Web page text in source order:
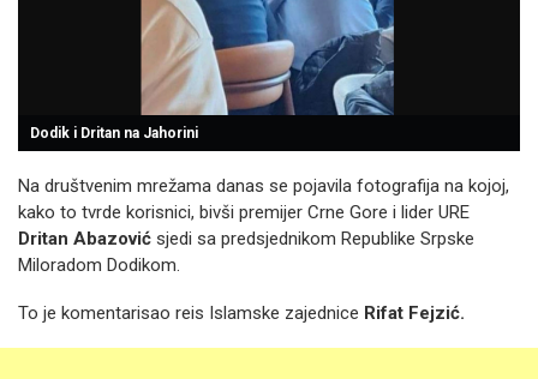
Dodik i Dritan na Jahorini
Na društvenim mrežama danas se pojavila fotografija na kojoj,
kako to tvrde korisnici, bivši premijer Crne Gore i lider URE
Dritan Abazović sjedi sa predsjednikom Republike Srpske
Miloradom Dodikom.
To je komentarisao reis Islamske zajednice Rifat Fejzić.